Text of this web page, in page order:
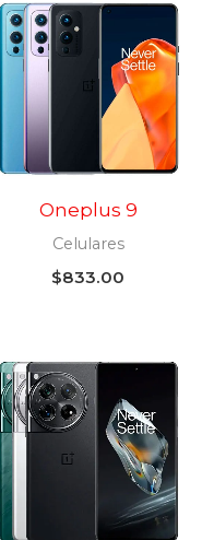
Oneplus 9
Celulares
$833.00